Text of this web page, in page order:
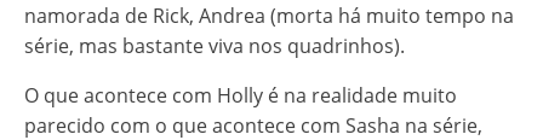
namorada de Rick, Andrea (morta há muito tempo na
série, mas bastante viva nos quadrinhos).
O que acontece com Holly é na realidade muito
parecido com o que acontece com Sasha na série,